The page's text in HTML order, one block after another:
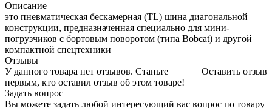
Описание
это пневматическая бескамерная (TL) шина диагональной
конструкции, предназначенная специально для мини-
погрузчиков с бортовым поворотом (типа Bobcat) и другой
компактной спецтехники
Отзывы
Оставить отзыв
У данного товара нет отзывов. Станьте
первым, кто оставил отзыв об этом товаре!
Задать вопрос
Вы можете задать любой интересующий вас вопрос по товару